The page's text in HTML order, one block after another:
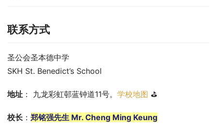
联系方式
圣公会圣本德中学
SKH St. Benedict’s School
地址 ： 九龙彩虹邨蓝钟道11号。 学校地图 ⛳
校长 ： 郑铭强先生 Mr. Cheng Ming Keung